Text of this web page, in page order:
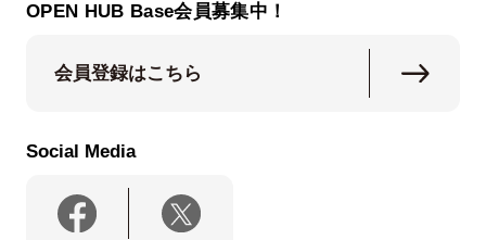
OPEN HUB Base会員募集中！
会員登録はこちら
Social Media